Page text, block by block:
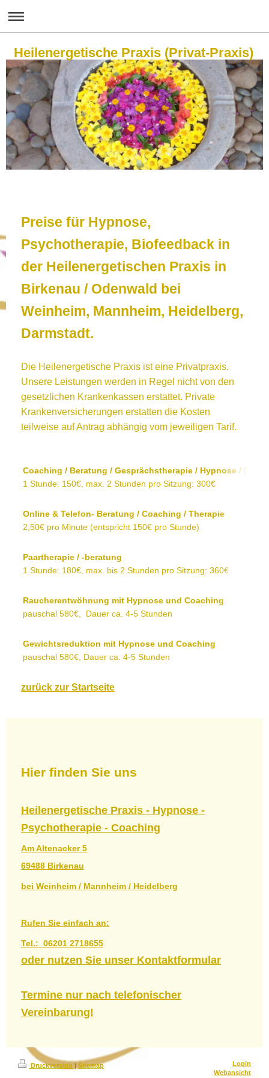
Heilenergetische Praxis (Privat-Praxis)
Preise für Hypnose,
Psychotherapie, Biofeedback in
der Heilenergetischen Praxis in
Birkenau / Odenwald bei
Weinheim, Mannheim, Heidelberg,
Darmstadt.
Die Heilenergetische Praxis ist eine Privatpraxis.
Unsere Leistungen werden in Regel nicht von den
gesetzlichen Krankenkassen erstattet. Private
Krankenversicherungen erstatten die Kosten
teilweise auf Antrag abhängig vom jeweiligen Tarif.
Coaching / Beratung / Gesprächstherapie / Hypnose /
1 Stunde: 150€, max. 2 Stunden pro Sitzung: 300€
Online & Telefon- Beratung / Coaching / Therapie
2,50€ pro Minute (entspricht 150€ pro Stunde)
Paartherapie / -beratung
1 Stunde: 180€, max. bis 2 Stunden pro Sitzung: 360€
Raucherentwöhnung mit Hypnose und Coaching
pauschal 580€, Dauer ca. 4-5 Stunden
Gewichtsreduktion mit Hypnose und Coaching
pauschal 580€, Dauer ca. 4-5 Stunden
zurück zur Startseite
Hier finden Sie uns
Heilenergetische Praxis - Hypnose -
Psychotherapie - Coaching
Am Altenacker 5
69488 Birkenau
bei Weinheim / Mannheim / Heidelberg
Rufen Sie einfach an:
Tel.: 06201 2718655
oder nutzen Sie unser Kontaktformular
Termine nur nach telefonischer
Vereinbarung!
Druckversion | Sitemap
Login
Webansicht